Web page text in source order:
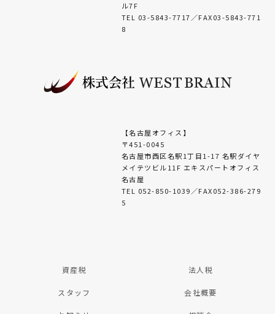
ル7F
TEL 03-5843-7717／FAX03-5843-771
8
【名古屋オフィス】
〒451-0045
名古屋市西区名駅1丁目1-17 名駅ダイヤ
メイテツビル11F エキスパートオフィス
名古屋
TEL 052-850-1039／FAX052-386-279
5
資産税 法人税
スタッフ 会社概要